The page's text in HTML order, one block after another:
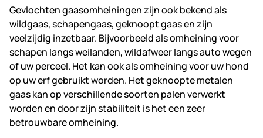
Gevlochten gaasomheiningen zijn ook bekend als
wildgaas, schapengaas, geknoopt gaas en zijn
veelzijdig inzetbaar. Bijvoorbeeld als omheining voor
schapen langs weilanden, wildafweer langs auto wegen
of uw perceel. Het kan ook als omheining voor uw hond
op uw erf gebruikt worden. Het geknoopte metalen
gaas kan op verschillende soorten palen verwerkt
worden en door zijn stabiliteit is het een zeer
betrouwbare omheining.